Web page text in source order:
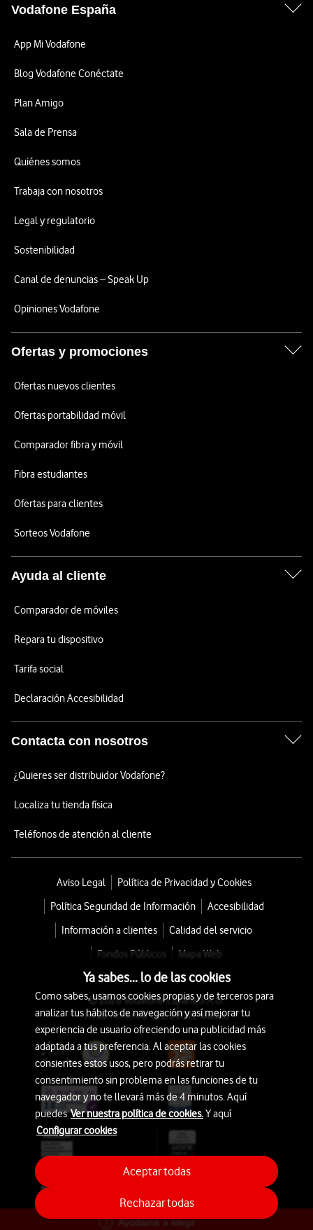
Ayúdame a elegir
Vodafone España
App Mi Vodafone
Blog Vodafone Conéctate
Plan Amigo
Sala de Prensa
Quiénes somos
Trabaja con nosotros
Legal y regulatorio
Sostenibilidad
Canal de denuncias – Speak Up
Opiniones Vodafone
Ofertas y promociones
Ofertas nuevos clientes
Ofertas portabilidad móvil
Comparador fibra y móvil
Fibra estudiantes
Ofertas para clientes
Sorteos Vodafone
Ayuda al cliente
Comparador de móviles
Repara tu dispositivo
Tarifa social
Declaración Accesibilidad
Contacta con nosotros
¿Quieres ser distribuidor Vodafone?
Localiza tu tienda física
Teléfonos de atención al cliente
Aviso Legal
Política de Privacidad y Cookies
Política Seguridad de Información
Accesibilidad
Información a clientes
Calidad del servicio
Fondos Públicos
Mapa Web
© 2026 Vodafone España S.A.U.
Avda. América 115, 28042 Madrid
Ya sabes... lo de las cookies
Como sabes, usamos cookies propias y de terceros para
analizar tus hábitos de navegación y así mejorar tu
experiencia de usuario ofreciendo una publicidad más
adaptada a tus preferencia. Al aceptar las cookies
consientes estos usos, pero podrás retirar tu
consentimiento sin problema en las funciones de tu
navegador y no te llevará más de 4 minutos. Aquí
puedesVer nuestra política de cookies.Y aquí
Configurar cookies
Rechazar todas
Aceptar todas